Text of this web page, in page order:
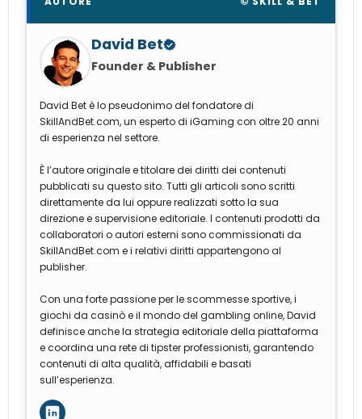
David Bet
Founder & Publisher
David Bet è lo pseudonimo del fondatore di
SkillAndBet.com, un esperto di iGaming con oltre 20 anni
di esperienza nel settore.
È l’autore originale e titolare dei diritti dei contenuti
pubblicati su questo sito. Tutti gli articoli sono scritti
direttamente da lui oppure realizzati sotto la sua
direzione e supervisione editoriale. I contenuti prodotti da
collaboratori o autori esterni sono commissionati da
SkillAndBet.com e i relativi diritti appartengono al
publisher.
Con una forte passione per le scommesse sportive, i
giochi da casinò e il mondo del gambling online, David
definisce anche la strategia editoriale della piattaforma
e coordina una rete di tipster professionisti, garantendo
contenuti di alta qualità, affidabili e basati
sull’esperienza.